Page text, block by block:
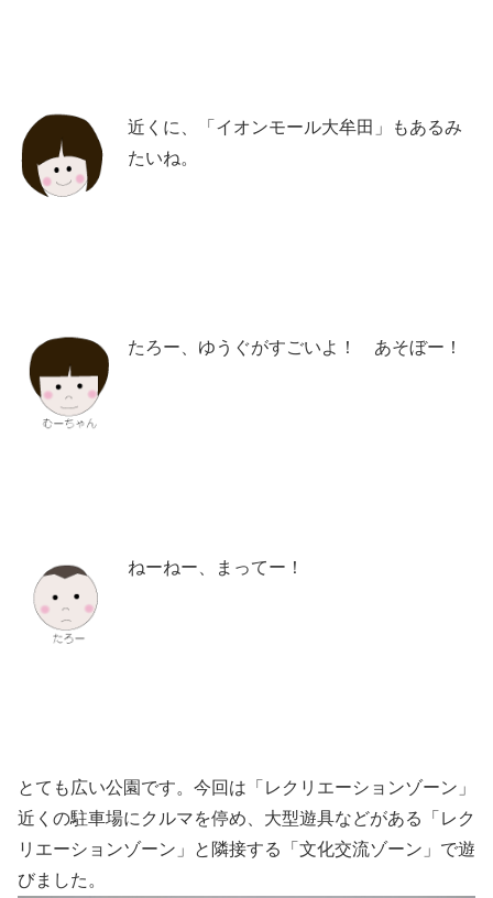
近くに、「イオンモール大牟田」もあるみ
たいね。
たろー、ゆうぐがすごいよ！ あそぼー！
ねーねー、まってー！
とても広い公園です。今回は「レクリエーションゾーン」
近くの駐車場にクルマを停め、大型遊具などがある「レク
リエーションゾーン」と隣接する「文化交流ゾーン」で遊
びました。